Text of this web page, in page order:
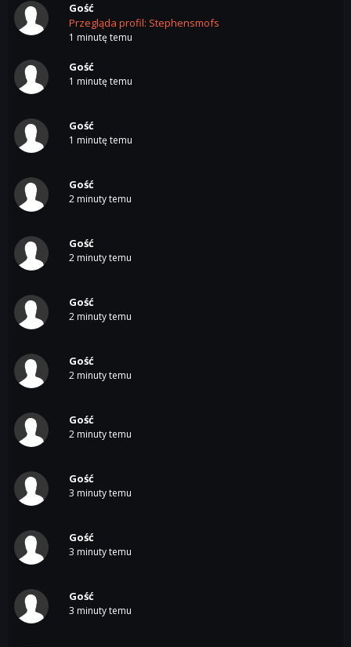
Gość
Przegląda profil: Stephensmofs
1 minutę temu
Gość
1 minutę temu
Gość
1 minutę temu
Gość
2 minuty temu
Gość
2 minuty temu
Gość
2 minuty temu
Gość
2 minuty temu
Gość
2 minuty temu
Gość
3 minuty temu
Gość
3 minuty temu
Gość
3 minuty temu